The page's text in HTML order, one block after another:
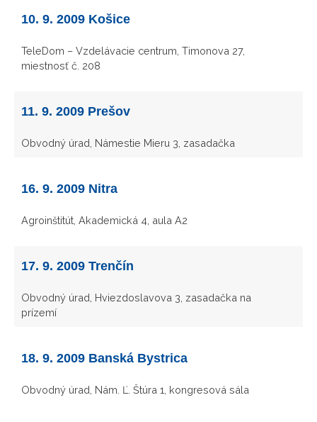
10. 9. 2009 Košice
TeleDom – Vzdelávacie centrum, Timonova 27,
miestnosť č. 208
11. 9. 2009 Prešov
Obvodný úrad, Námestie Mieru 3, zasadačka
16. 9. 2009 Nitra
Agroinštitút, Akademická 4, aula A2
17. 9. 2009 Trenčín
Obvodný úrad, Hviezdoslavova 3, zasadačka na
prízemí
18. 9. 2009 Banská Bystrica
Obvodný úrad, Nám. Ľ. Štúra 1, kongresová sála